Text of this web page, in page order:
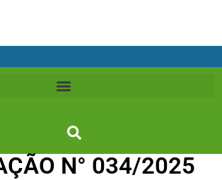
N° 034/2025